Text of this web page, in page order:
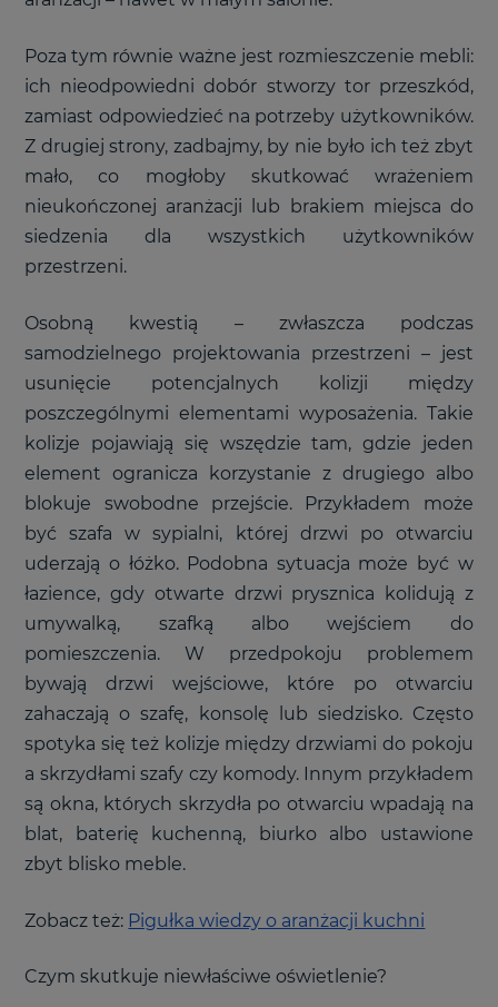
Poza tym równie ważne jest rozmieszczenie mebli:
ich nieodpowiedni dobór stworzy tor przeszkód,
zamiast odpowiedzieć na potrzeby użytkowników.
Z drugiej strony, zadbajmy, by nie było ich też zbyt
mało, co mogłoby skutkować wrażeniem
nieukończonej aranżacji lub brakiem miejsca do
siedzenia dla wszystkich użytkowników
przestrzeni.
Osobną kwestią – zwłaszcza podczas
samodzielnego projektowania przestrzeni – jest
usunięcie potencjalnych kolizji między
poszczególnymi elementami wyposażenia. Takie
kolizje pojawiają się wszędzie tam, gdzie jeden
element ogranicza korzystanie z drugiego albo
blokuje swobodne przejście. Przykładem może
być szafa w sypialni, której drzwi po otwarciu
uderzają o łóżko. Podobna sytuacja może być w
łazience, gdy otwarte drzwi prysznica kolidują z
umywalką, szafką albo wejściem do
pomieszczenia. W przedpokoju problemem
bywają drzwi wejściowe, które po otwarciu
zahaczają o szafę, konsolę lub siedzisko. Często
spotyka się też kolizje między drzwiami do pokoju
a skrzydłami szafy czy komody. Innym przykładem
są okna, których skrzydła po otwarciu wpadają na
blat, baterię kuchenną, biurko albo ustawione
zbyt blisko meble.
Zobacz też: Pigułka wiedzy o aranżacji kuchni
Czym skutkuje niewłaściwe oświetlenie?